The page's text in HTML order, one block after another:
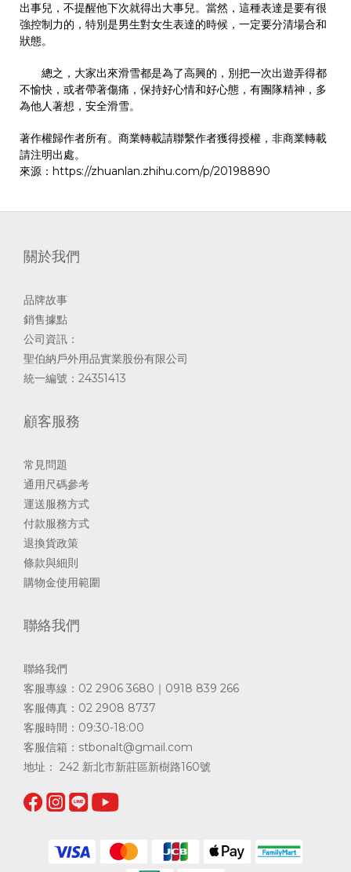
出事兒，不提醒他下次就得出大事兒。當然，這種表達是要有很
強控制力的，特別是男生對女生表達的時候，一定要分清場合和
狀態。
總之，大家出來滑雪都是為了高興的，別把一次出遊弄得都
不愉快，或者帶著傷痛，保持好心情和好心態，有團隊精神，多
為他人著想，安全滑雪。
著作權歸作者所有。商業轉載請聯繫作者獲得授權，非商業轉載
請注明出處。
來源：https://zhuanlan.zhihu.com/p/20198890
關於我們
品牌故事
銷售據點
公司資訊：
聖伯納戶外用品實業股份有限公司
統一編號：24351413
顧客服務
常見問題
通用尺碼參考
運送服務方式
付款服務方式
退換貨政策
條款與細則
購物金使用範圍
聯絡我們
聯絡我們
客服專線：02 2906 3680｜0918 839 266
客服傳真：02 2908 8737
客服時間：09:30-18:00
客服信箱： stbonalt@gmail.com
地址： 242 新北市新莊區新樹路160號